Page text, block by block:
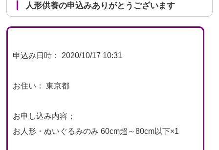
人形供養の申込みありがとうございます
申込み日時： 2020/10/17 10:31
お住い： 東京都
お申し込み内容：
お人形・ぬいぐるみのみ 60cm超～80cm以下×1